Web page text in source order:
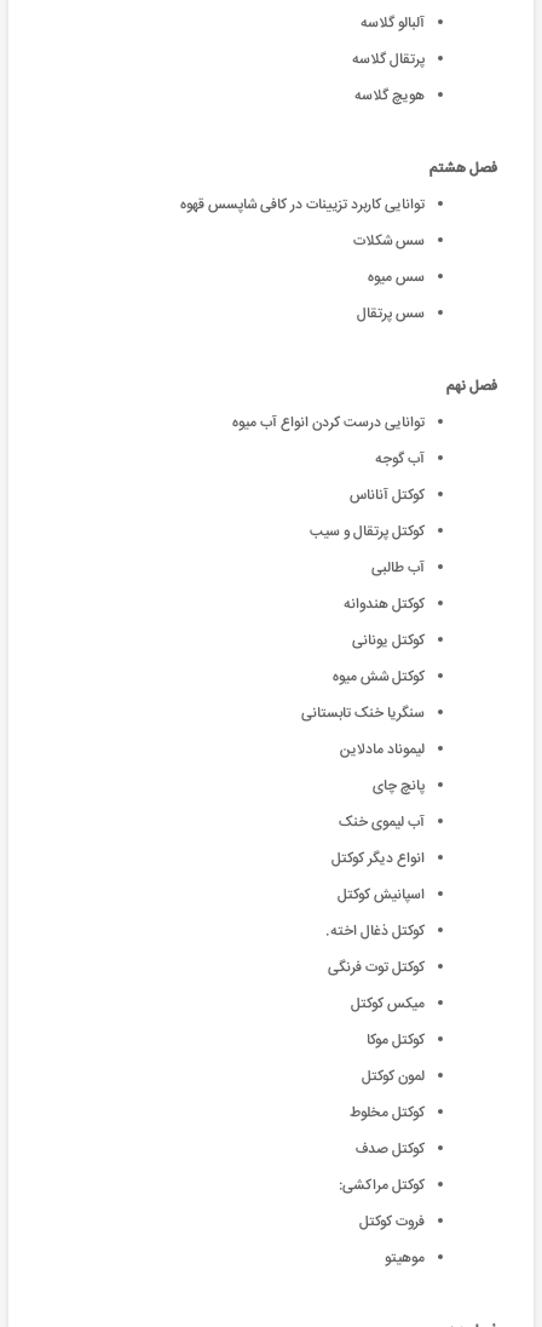
آلبالو گلاسه
پرتقال گلاسه
هویچ گلاسه
فصل هشتم
توانایی کاربرد تزیینات در کافی شاپسس قهوه
سس شکلات
سس میوه
سس پرتقال
فصل نهم
توانایی درست کردن انواع آب میوه
آب گوجه
کوکتل آناناس
کوکتل پرتقال و سیب
آب طالبی
کوکتل هندوانه
کوکتل یونانی
کوکتل شش میوه
سنگریا خنک تابستانی
لیموناد مادلاین
پانچ چای
آب لیموی خنک
انواع دیگر کوکتل
اسپانیش کوکتل
کوکتل ذغال اخته.
کوکتل توت فرنگی
میکس کوکتل
کوکتل موکا
لمون کوکتل
کوکتل مخلوط
کوکتل صدف
کوکتل مراکشی:
فروت کوکتل
موهیتو